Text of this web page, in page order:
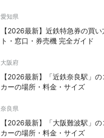
愛知県
【2026最新】近鉄特急券の買
ト・窓口・券売機 完全ガイド
大阪府
【2026最新】「近鉄奈良駅」
カーの場所・料金・サイズ
奈良県
【2026最新】「大阪難波駅」
カーの場所・料金・サイズ